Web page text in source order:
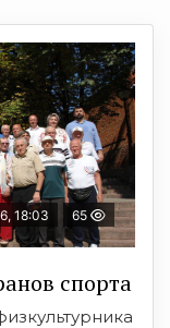
18:03 65
спорта